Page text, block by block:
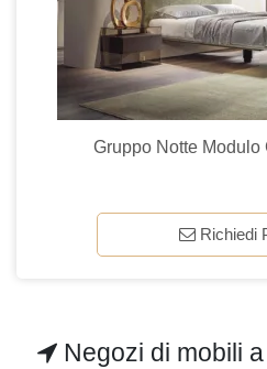
Gruppo Notte Modulo
Richiedi
Negozi di mobili